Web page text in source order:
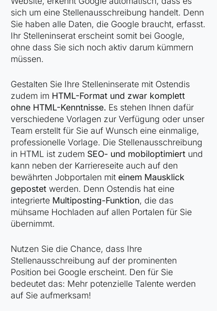
sich um eine Stellenausschreibung handelt. Denn
Sie haben alle Daten, die Google braucht, erfasst.
Ihr Stelleninserat erscheint somit bei Google,
ohne dass Sie sich noch aktiv darum kümmern
müssen.
Gestalten Sie Ihre Stelleninserate mit Ostendis
zudem im HTML-Format und zwar komplett
ohne HTML-Kenntnisse. Es stehen Ihnen dafür
verschiedene Vorlagen zur Verfügung oder unser
Team erstellt für Sie auf Wunsch eine einmalige,
professionelle Vorlage. Die Stellenausschreibung
in HTML ist zudem SEO- und mobiloptimiert und
kann neben der Karriereseite auch auf den
bewährten Jobportalen mit einem Mausklick
gepostet werden. Denn Ostendis hat eine
integrierte Multiposting-Funktion, die das
mühsame Hochladen auf allen Portalen für Sie
übernimmt.
Nutzen Sie die Chance, dass Ihre
Stellenausschreibung auf der prominenten
Position bei Google erscheint. Den für Sie
bedeutet das: Mehr potenzielle Talente werden
auf Sie aufmerksam!